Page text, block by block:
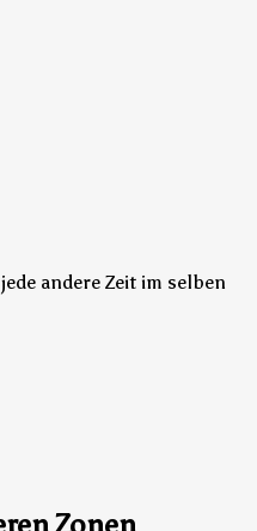
andere Zeit im selben